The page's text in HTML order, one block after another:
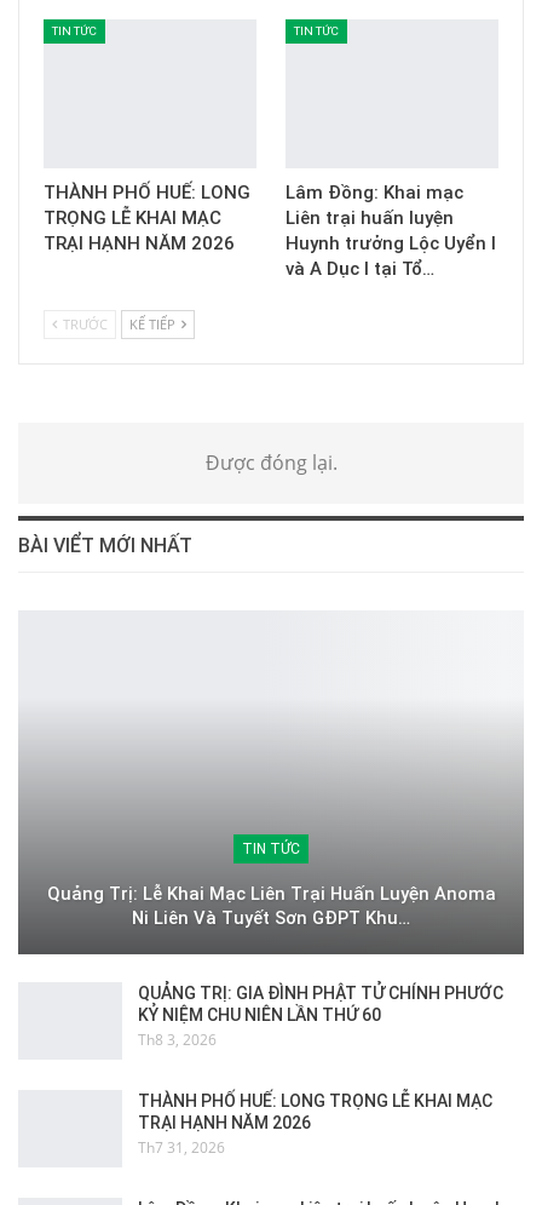
TIN TỨC
THÀNH PHỐ HUẾ: LONG
TRỌNG LỄ KHAI MẠC
TRẠI HẠNH NĂM 2026
TIN TỨC
Lâm Đồng: Khai mạc
Liên trại huấn luyện
Huynh trưởng Lộc Uyển I
và A Dục I tại Tổ…
TRƯỚC KẾ TIẾP
Được đóng lại.
BÀI VIỂT MỚI NHẤT
TIN TỨC
Quảng Trị: Lễ Khai Mạc Liên Trại Huấn Luyện Anoma
Ni Liên Và Tuyết Sơn GĐPT Khu…
QUẢNG TRỊ: GIA ĐÌNH PHẬT TỬ CHÍNH PHƯỚC
KỶ NIỆM CHU NIÊN LẦN THỨ 60
Th8 3, 2026
THÀNH PHỐ HUẾ: LONG TRỌNG LỄ KHAI MẠC
TRẠI HẠNH NĂM 2026
Th7 31, 2026